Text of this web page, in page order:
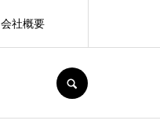
会社概要